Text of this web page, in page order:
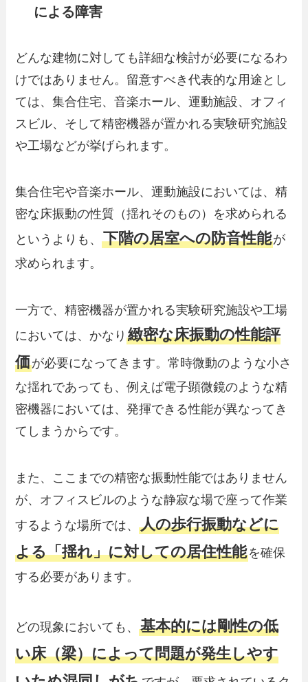
による障害
どんな建物に対しても詳細な検討が必要になるわ
けではありません。留意すべき代表的な用途とし
ては、集合住宅、音楽ホール、運動施設、オフィ
スビル、そして精密機器が置かれる実験研究施設
や工場などが挙げられます。
集合住宅や音楽ホール、運動施設においては、精
密な床振動の性質（揺れそのもの）を求められる
というよりも、下階の居室への防音性能が
求められます。
一方で、精密機器が置かれる実験研究施設や工場
においては、かなり緻密な床振動の性能評
価が必要になってきます。常時微動のような小さ
な揺れであっても、例えば電子顕微鏡のような精
密機器においては、発揮できる性能が異なってき
てしまうからです。
また、ここまでの精密な振動性能ではありません
が、オフィスビルのような静寂な場で座って作業
するような場所では、人の歩行振動などに
よる「揺れ」に対しての居住性能を確保
する必要があります。
どの現象においても、基本的には剛性の低
い床（梁）によって問題が発生しやす